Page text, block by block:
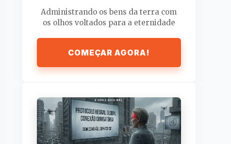
Administrando os bens da terra com
os olhos voltados para a eternidade
COMEÇAR AGORA!